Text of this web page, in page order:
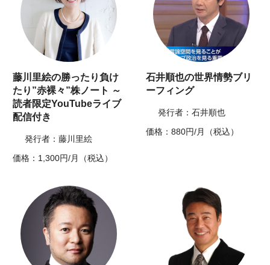
藤川里絵の勝ったり負け
たり”赤裸々”株ノート ～
読者限定YouTubeライブ
配信付き
発行者：藤川里絵
価格：1,300円/月（税込）
石井順也の世界情勢ブリ
ーフィング
発行者：石井順也
価格：880円/月（税込）